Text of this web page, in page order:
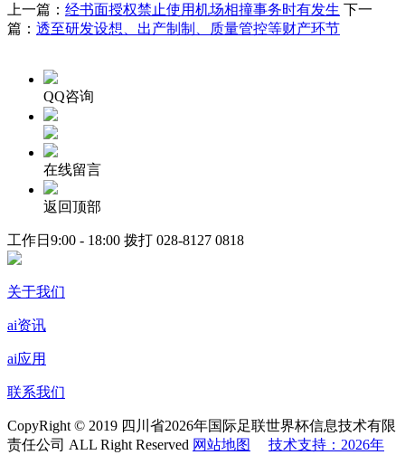
上一篇： 经书面授权禁止使用机场相撞事务时有发生 下一
篇： 透至研发设想、出产制制、质量管控等财产环节
QQ咨询
在线留言
返回顶部
工作日9:00 - 18:00 拨打 028-8127 0818
关于我们
ai资讯
ai应用
联系我们
CopyRight © 2019 四川省2026年国际足联世界杯信息技术有限
责任公司 ALL Right Reserved 网站地图 技术支持：2026年